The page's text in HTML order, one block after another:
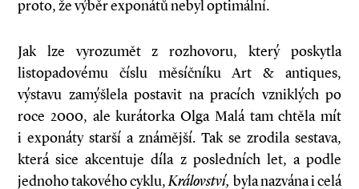
proto, že výběr exponátů nebyl optimální.
Jak lze vyrozumět z rozhovoru, který poskytla
listopadovému číslu měsíčníku Art & antiques,
výstavu zamýšlela postavit na pracích vzniklých po
roce 2000, ale kurátorka Olga Malá tam chtěla mít
i exponáty starší a známější. Tak se zrodila sestava,
která sice akcentuje díla z posledních let, a podle
jednoho takového cyklu,Království, byla nazvána i celá